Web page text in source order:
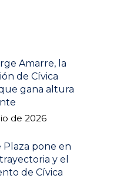
Amarre, la
de Cívica
gana altura
de 2026
Plaza pone en
y el
de Cívica